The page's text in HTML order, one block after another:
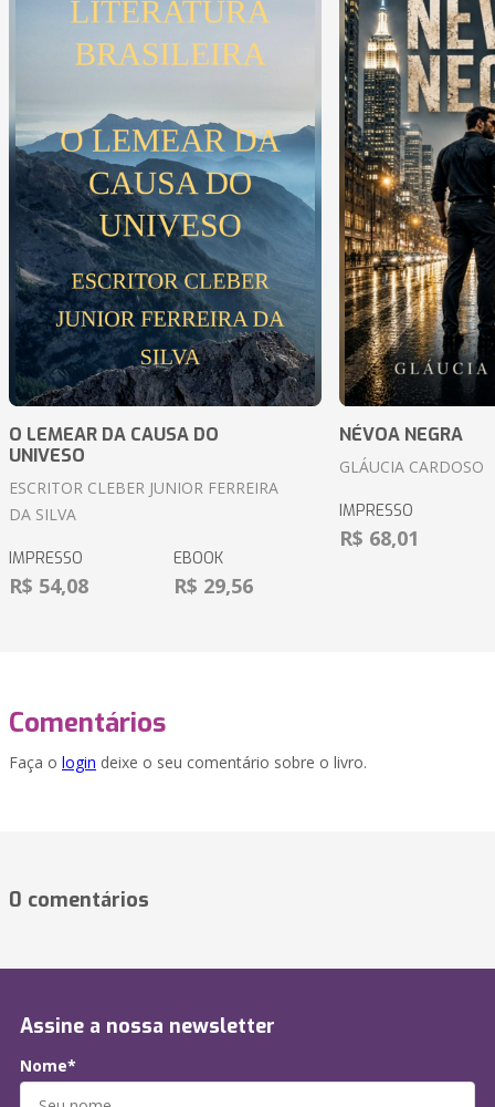
O LEMEAR DA CAUSA DO
UNIVESO
ESCRITOR CLEBER JUNIOR FERREIRA
DA SILVA
IMPRESSO
R$ 54,08
EBOOK
R$ 29,56
NÉVOA NEGRA
GLÁUCIA CARDOSO
IMPRESSO
R$ 68,01
Comentários
Faça o login deixe o seu comentário sobre o livro.
0 comentários
Assine a nossa newsletter
Nome*